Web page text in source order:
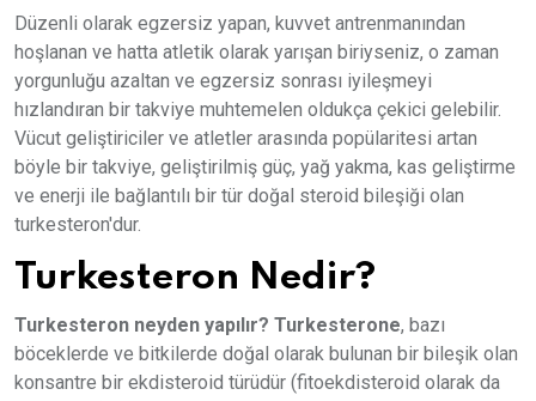
Düzenli olarak egzersiz yapan, kuvvet antrenmanından
hoşlanan ve hatta atletik olarak yarışan biriyseniz, o zaman
yorgunluğu azaltan ve egzersiz sonrası iyileşmeyi
hızlandıran bir takviye muhtemelen oldukça çekici gelebilir.
Vücut geliştiriciler ve atletler arasında popülaritesi artan
böyle bir takviye, geliştirilmiş güç, yağ yakma, kas geliştirme
ve enerji ile bağlantılı bir tür doğal steroid bileşiği olan
turkesteron'dur.
Turkesteron Nedir?
Turkesteron neyden yapılır? Turkesterone, bazı
böceklerde ve bitkilerde doğal olarak bulunan bir bileşik olan
konsantre bir ekdisteroid türüdür (fitoekdisteroid olarak da